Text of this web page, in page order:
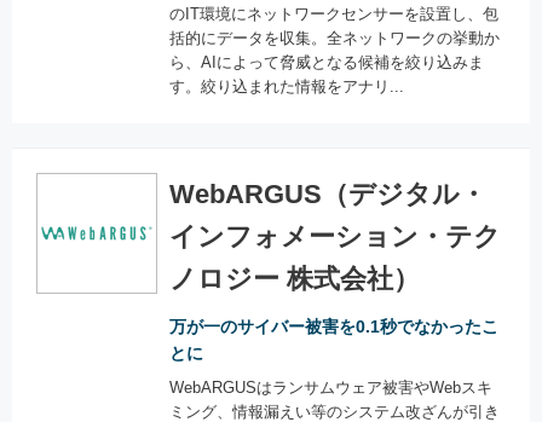
のIT環境にネットワークセンサーを設置し、包
括的にデータを収集。全ネットワークの挙動か
ら、AIによって脅威となる候補を絞り込みま
す。絞り込まれた情報をアナリ...
WebARGUS（デジタル・
インフォメーション・テク
ノロジー 株式会社）
万が一のサイバー被害を0.1秒でなかったこ
とに
WebARGUSはランサムウェア被害やWebスキ
ミング、情報漏えい等のシステム改ざんが引き